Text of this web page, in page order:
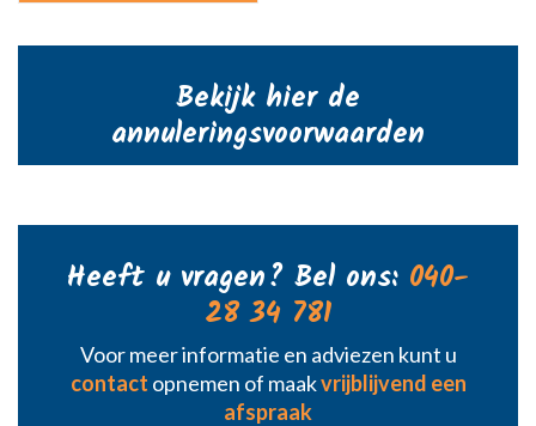
Bekijk hier de
annuleringsvoorwaarden
Heeft u vragen? Bel ons: 040-
28 34 781
Voor meer informatie en adviezen kunt u
contact opnemen of maakvrijblijvend een
afspraak